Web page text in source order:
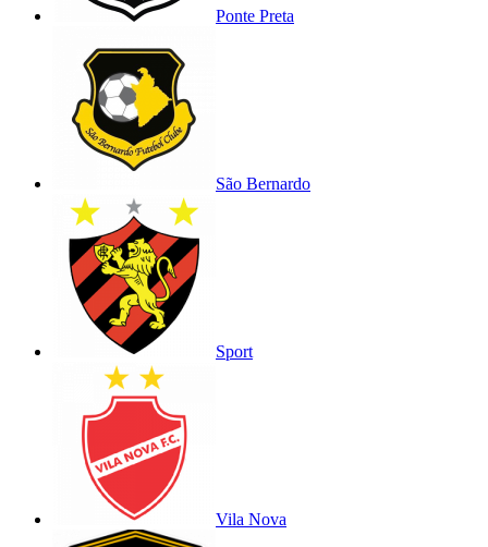
Ponte Preta
São Bernardo
Sport
Vila Nova